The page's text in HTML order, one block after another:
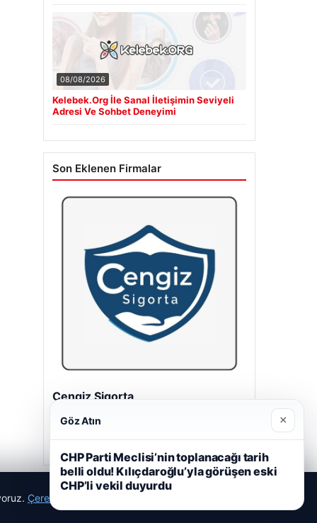
08/08/2026
Kelebek.Org İle Sanal İletişimin Seviyeli
Adresi Ve Sohbet Deneyimi
Son Eklenen Firmalar
Cengiz Sigorta
Çerez Politikamız
Göz Atın ×
CHP Parti Meclisi’nin toplanacağı tarih
belli oldu! Kılıçdaroğlu’yla görüşen eski
CHP’li vekil duyurdu